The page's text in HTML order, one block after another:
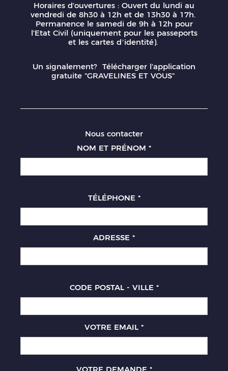
Horaires d'ouvertures : Ouvert du lundi au
vendredi de 8h30 à 12h et de 13h30 à 17h.
Permanence le samedi de 9h à 12h pour
l'Etat Civil (uniquement pour les passeports
et les cartes d’identité).
Un signalement? Télécharger l'application
gratuite "GRAVELINES ET VOUS"
Nous contacter
NOM ET PRÉNOM *
TÉLÉPHONE *
ADRESSE *
CODE POSTAL - VILLE *
VOTRE EMAIL *